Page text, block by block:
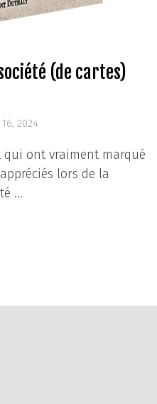
(de cartes)
2024
qui ont vraiment marqué
lors de la
…